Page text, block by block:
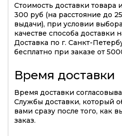
Стоимость доставки товара
300 руб (на расстояние до
выдачи), при условии
качестве способа доставки
Доставка по г. Санкт-
бесплатно при заказе от
Время доставки
Время доставки
Службы доставки, который
вами сразу после того, как
заказ.